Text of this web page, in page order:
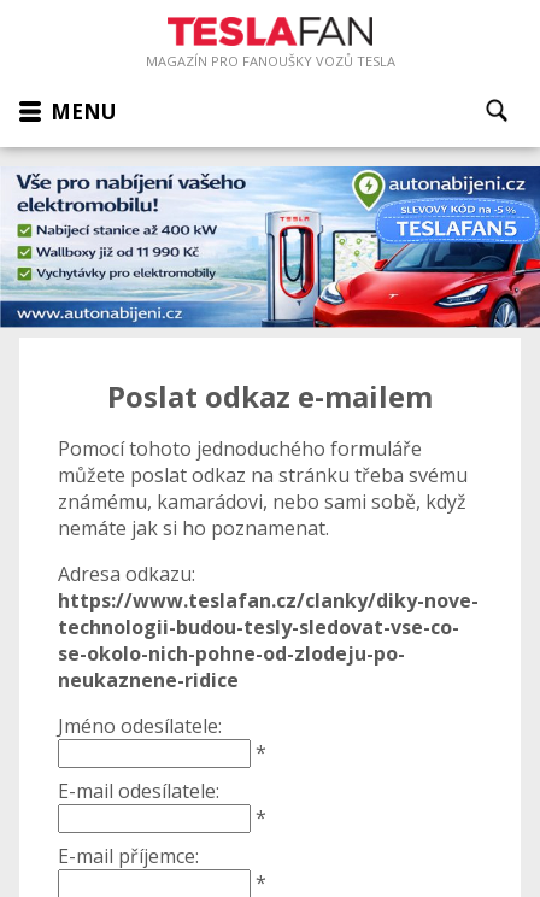
MAGAZÍN PRO FANOUŠKY VOZŮ TESLA
MENU
Poslat odkaz e-mailem
Pomocí tohoto jednoduchého formuláře
můžete poslat odkaz na stránku třeba svému
známému, kamarádovi, nebo sami sobě, když
nemáte jak si ho poznamenat.
Adresa odkazu:
https://www.teslafan.cz/clanky/diky-nove-
technologii-budou-tesly-sledovat-vse-co-
se-okolo-nich-pohne-od-zlodeju-po-
neukaznene-ridice
Jméno odesílatele:
*
E-mail odesílatele:
*
E-mail příjemce:
*